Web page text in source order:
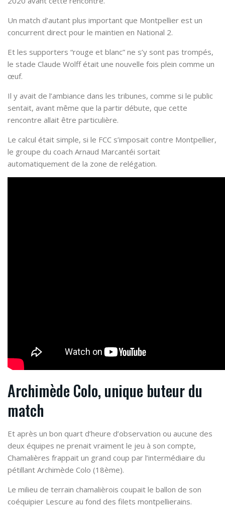
Un match d’autant plus important que Montpellier est un
concurrent direct pour le maintien en National 2.
Et les supporters “rouge et blanc” ne s’y sont pas trompés,
le stade Claude Wolff était une nouvelle fois plein comme un
œuf.
Il y avait de l’ambiance dans les tribunes, comme si le public
sentait, avant même que la partir débute, que cette
rencontre allait être particulière.
Le calcul était simple, si le FCC s’imposait contre Montpellier,
le groupe du coach Arnaud Marcantéi sortait
automatiquement de la zone de relégation.
Archimède Colo, unique buteur du
match
Et après un bon quart d’heure d’observation ou aucune des
deux équipes ne prenait vraiment le jeu à son compte,
Chamalières frappait un grand coup par l’intermédiaire du
pétillant Archimède Colo (18ème).
Le milieu de terrain chamalièrois coupait le ballon de son
coéquipier Lescure au fond des filets montpellierains.